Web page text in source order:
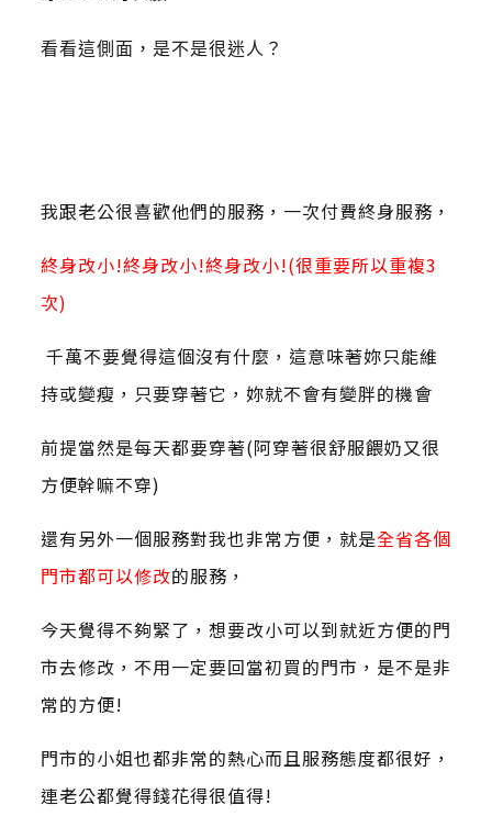
看看這側面，是不是很迷人？
我跟老公很喜歡他們的服務，一次付費終身服務，
終身改小!終身改小!終身改小!(很重要所以重複3
次)
千萬不要覺得這個沒有什麼，這意味著妳只能維
持或變瘦，只要穿著它，妳就不會有變胖的機會
前提當然是每天都要穿著(阿穿著很舒服餵奶又很
方便幹嘛不穿)
還有另外一個服務對我也非常方便，就是全省各個
門市都可以修改的服務，
今天覺得不夠緊了，想要改小可以到就近方便的門
市去修改，不用一定要回當初買的門市，是不是非
常的方便!
門市的小姐也都非常的熱心而且服務態度都很好，
連老公都覺得錢花得很值得!